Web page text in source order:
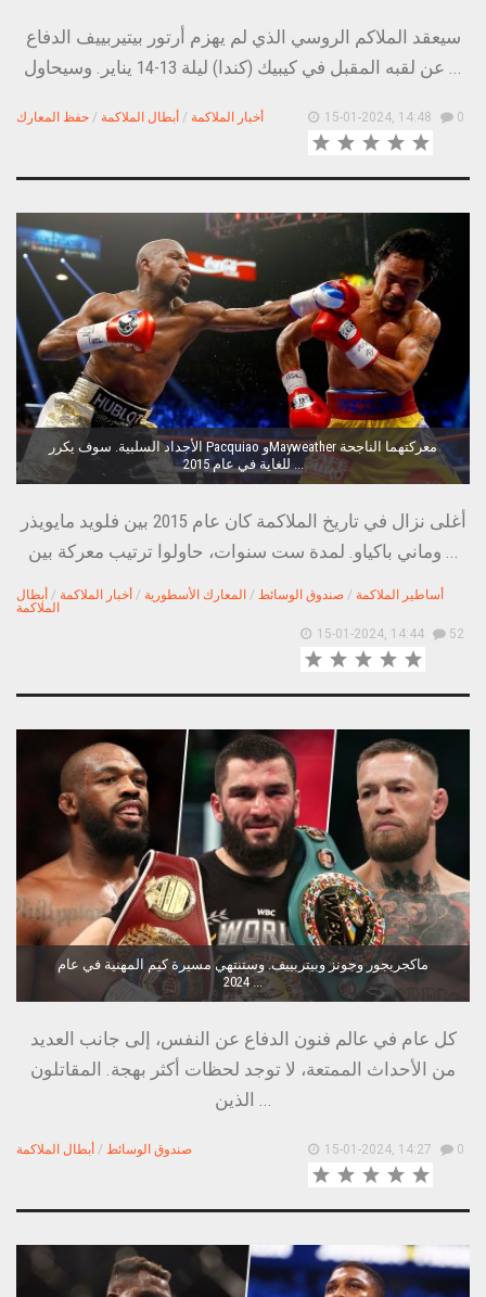
سيعقد الملاكم الروسي الذي لم يهزم أرتور بيتيربييف الدفاع
أخبار الملاكمة / أبطال الملاكمة / حفظ المعارك 15-01-2024, 14:48 0
الأجداد السلبية. سوف يكرر Pacquiao وMayweather معركتهما الناجحة
للغاية في عام 2015 ...
أغلى نزال في تاريخ الملاكمة كان عام 2015 بين فلويد مايويذر
وماني باكياو. لمدة ست سنوات، حاولوا ترتيب معركة بين ...
أساطير الملاكمة / صندوق الوسائط / المعارك الأسطورية / أخبار الملاكمة / أبطال
الملاكمة
15-01-2024, 14:44
52
ماكجريجور وجونز وبيتربييف. وستنتهي مسيرة كيم المهنية في عام
2024 ...
كل عام في عالم فنون الدفاع عن النفس، إلى جانب العديد
من الأحداث الممتعة، لا توجد لحظات أكثر بهجة. المقاتلون
الذين ...
صندوق الوسائط / أبطال الملاكمة 15-01-2024, 14:27 0